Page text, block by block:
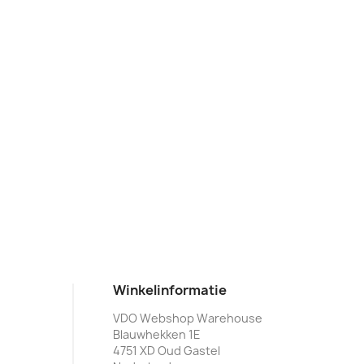
Winkelinformatie
VDO Webshop Warehouse
Blauwhekken 1E
4751 XD Oud Gastel